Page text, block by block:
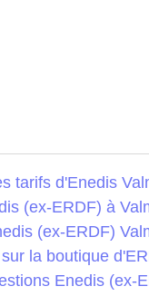
tarifs d'Enedis
(ex-ERDF) à
(ex-ERDF)
la boutique
Enedis (ex-